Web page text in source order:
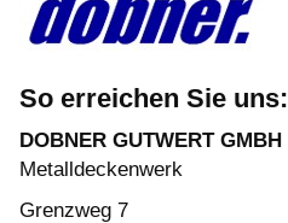
So erreichen Sie uns:
DOBNER GUTWERT GMBH
Metalldeckenwerk
Grenzweg 7